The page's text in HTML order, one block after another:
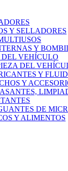
Y SELLADORES
Y
VEHÍCULO
DEL
Y
Y
DE
Y ALIMENTOS